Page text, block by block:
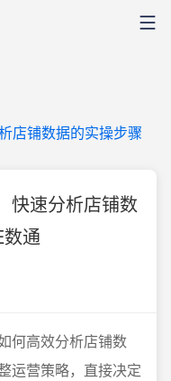
店铺数据的实操步骤
快速分析店铺数
通
何高效分析店铺数
运营策略，直接决定